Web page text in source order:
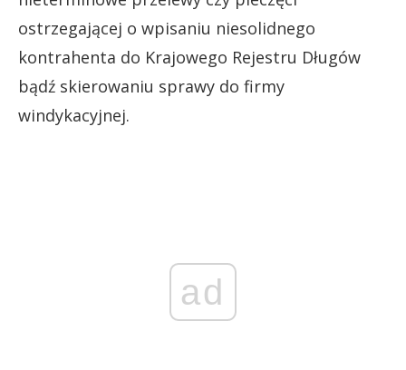
ostrzegającej o wpisaniu niesolidnego
kontrahenta do Krajowego Rejestru Długów
bądź skierowaniu sprawy do firmy
windykacyjnej.
ad